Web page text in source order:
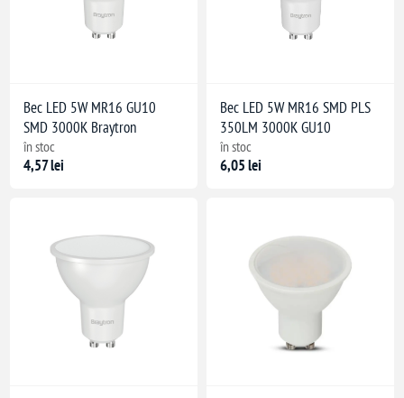
Bec LED 5W MR16 GU10
SMD 3000K Braytron
în stoc
4,57 lei
Bec LED 5W MR16 SMD PLS
350LM 3000K GU10
în stoc
6,05 lei